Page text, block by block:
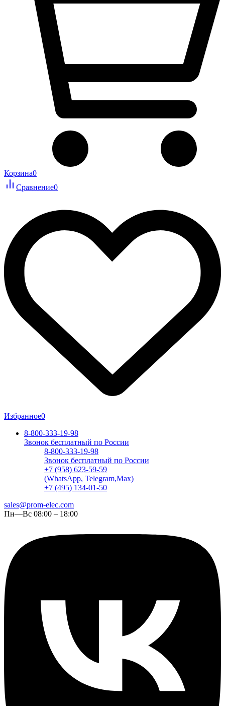
Корзина0
Сравнение0
Избранное0
8-800-333-19-98
Звонок бесплатный по России
8-800-333-19-98
Звонок бесплатный по России
+7 (958) 623-59-59
(WhatsApp, Telegram,Max)
+7 (495) 134-01-50
sales@prom-elec.com
Пн—Вс 08:00 – 18:00